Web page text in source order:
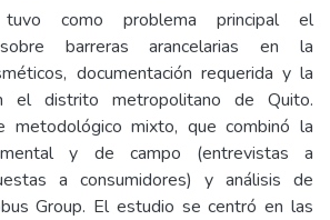
tuvo como problema principal el
sobre barreras arancelarias en la
documentación requerida y la
el distrito metropolitano de Quito.
metodológico mixto, que combinó la
y de campo (entrevistas a
a consumidores) y análisis de
Group. El estudio se centró en las